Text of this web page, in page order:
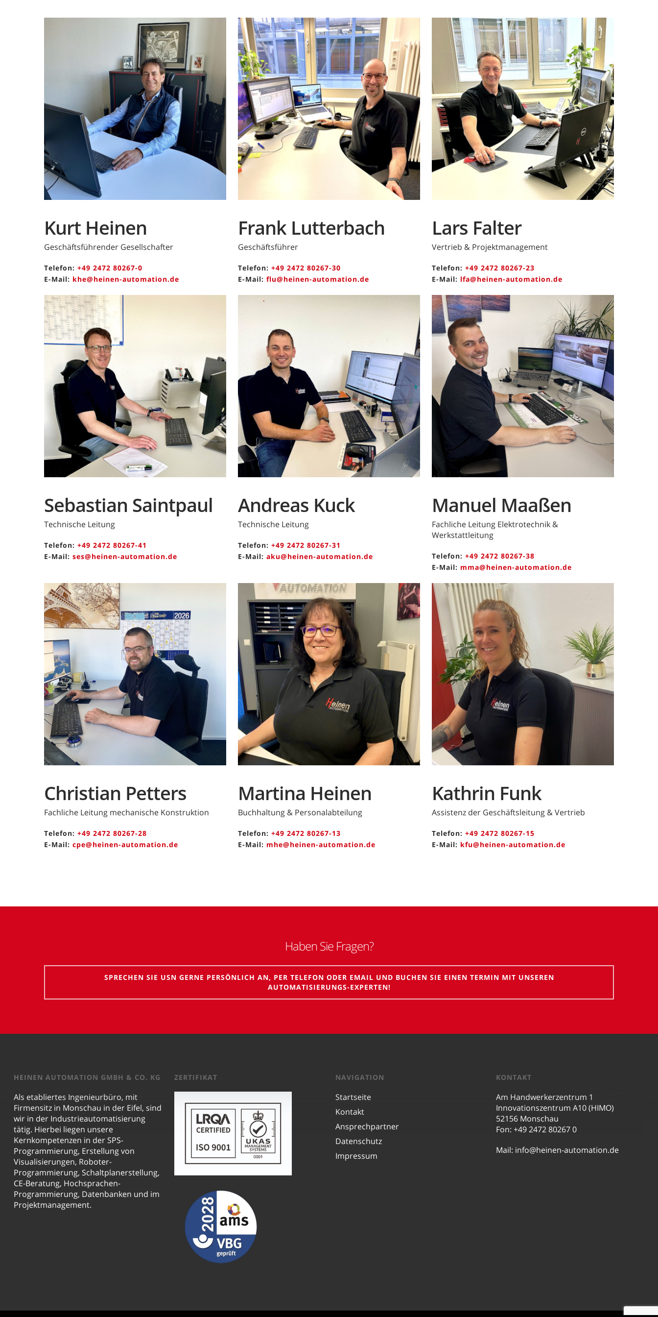
Kurt Heinen
Geschäftsführender Gesellschafter
Telefon:+49 2472 80267-0
E-Mail: khe@heinen-automation.de
Frank Lutterbach
Geschäftsführer
Telefon:+49 2472 80267-30
E-Mail:flu@heinen-automation.de
Lars Falter
Vertrieb & Projektmanagement
Telefon: +49 2472 80267-23
E-Mail: lfa@heinen-automation.de
Sebastian Saintpaul
Technische Leitung
Telefon:+49 2472 80267-41
E-Mail:ses@heinen-automation.de
Andreas Kuck
Technische Leitung
Telefon:+49 2472 80267-31
E-Mail:aku@heinen-automation.de
Manuel Maaßen
Fachliche Leitung Elektrotechnik &
Werkstattleitung
Telefon: +49 2472 80267-38
E-Mail: mma@heinen-automation.de
Christian Petters
Fachliche Leitung mechanische Konstruktion
Telefon:+49 2472 80267-28
E-Mail:cpe@heinen-automation.de
Martina Heinen
Buchhaltung & Personalabteilung
Telefon:+49 2472 80267-13
E-Mail: mhe@heinen-automation.de
Kathrin Funk
Assistenz der Geschäftsleitung & Vertrieb
Telefon: +49 2472 80267-15
E-Mail: kfu@heinen-automation.de
Haben Sie Fragen?
SPRECHEN SIE USN GERNE PERSÖNLICH AN, PER TELEFON ODER EMAIL UND BUCHEN SIE EINEN TERMIN MIT UNSEREN
AUTOMATISIERUNGS-EXPERTEN!
HEINEN AUTOMATION GMBH & CO. KG
Als etabliertes Ingenieurbüro, mit
Firmensitz in Monschau in der Eifel, sind
wir in der Industrieautomatisierung
tätig. Hierbei liegen unsere
Kernkompetenzen in der SPS-
Programmierung, Erstellung von
Visualisierungen, Roboter-
Programmierung, Schaltplanerstellung,
CE-Beratung, Hochsprachen-
Programmierung, Datenbanken und im
Projektmanagement.
ZERTIFIKAT NAVIGATION
Startseite
Kontakt
Ansprechpartner
Datenschutz
Impressum
KONTAKT
Am Handwerkerzentrum 1
Innovationszentrum A10 (HIMO)
52156 Monschau
Fon: +49 2472 80267 0
Mail: info@heinen-automation.de